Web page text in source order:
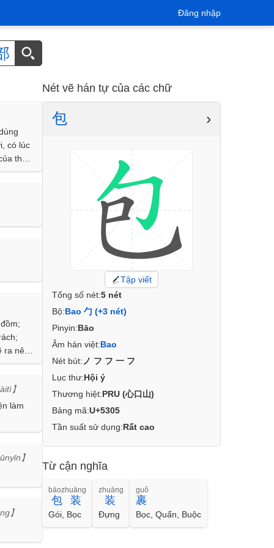
Đăng nhập
có lúc
thần
nên
】
làm
】
】
Nét vẽ hán tự của các chữ
包 ›
Tập viết
Tổng số nét:5 nét
Bộ:Bao 勹 (+3 nét)
Pinyin:Bāo
Âm hán việt:Bao
Nét bút: ノフフ一フ
Lục thư:Hội ý
Thương hiệt:PRU (心口山)
Bảng mã:U+5305
Tần suất sử dụng:Rất cao
Từ cận nghĩa
包装
bāozhuāng
Gói, Bọc
装
zhuāng
Đựng
裹
guǒ
Bọc, Quấn, Buộc